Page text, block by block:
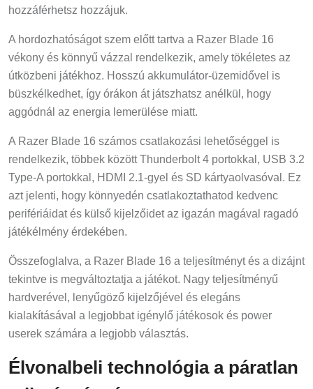
hozzáférhetsz hozzájuk.
A hordozhatóságot szem előtt tartva a Razer Blade 16
vékony és könnyű vázzal rendelkezik, amely tökéletes az
útközbeni játékhoz. Hosszú akkumulátor-üzemidővel is
büszkélkedhet, így órákon át játszhatsz anélkül, hogy
aggódnál az energia lemerülése miatt.
A Razer Blade 16 számos csatlakozási lehetőséggel is
rendelkezik, többek között Thunderbolt 4 portokkal, USB 3.2
Type-A portokkal, HDMI 2.1-gyel és SD kártyaolvasóval. Ez
azt jelenti, hogy könnyedén csatlakoztathatod kedvenc
perifériáidat és külső kijelzőidet az igazán magával ragadó
játékélmény érdekében.
Összefoglalva, a Razer Blade 16 a teljesítményt és a dizájnt
tekintve is megváltoztatja a játékot. Nagy teljesítményű
hardverével, lenyűgöző kijelzőjével és elegáns
kialakításával a legjobbat igénylő játékosok és power
userek számára a legjobb választás.
Élvonalbeli technológia a páratlan